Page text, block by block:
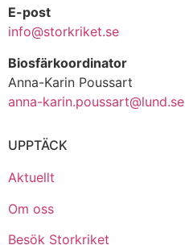
E-post
info@storkriket.se
Biosfärkoordinator
Anna-Karin Poussart
anna-karin.poussart@lund.se
UPPTÄCK
Aktuellt
Om oss
Besök Storkriket